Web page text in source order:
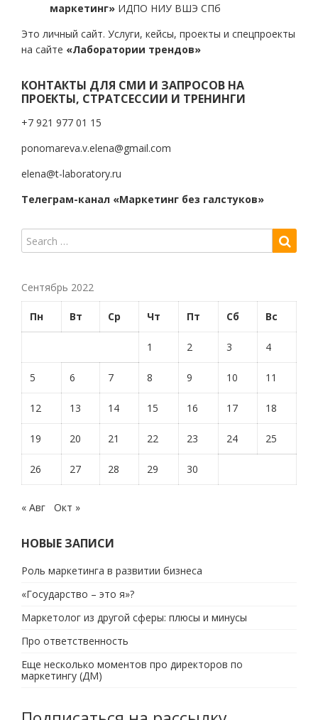
маркетинг» ИДПО НИУ ВШЭ СПб
Это личный сайт. Услуги, кейсы, проекты и спецпроекты
на сайте «Лаборатории трендов»
КОНТАКТЫ ДЛЯ СМИ И ЗАПРОСОВ НА
ПРОЕКТЫ, СТРАТСЕССИИ И ТРЕНИНГИ
+7 921 977 01 15
ponomareva.v.elena@gmail.com
elena@t-laboratory.ru
Телеграм-канал «Маркетинг без галстуков»
Сентябрь 2022
Пн Вт Ср Чт Пт Сб Вс
1 2 3 4
5 6 7 8 9 10 11
12 13 14 15 16 17 18
19 20 21 22 23 24 25
26 27 28 29 30
« Авг Окт »
НОВЫЕ ЗАПИСИ
Роль маркетинга в развитии бизнеса
«Государство – это я»?
Маркетолог из другой сферы: плюсы и минусы
Про ответственность
Еще несколько моментов про директоров по
маркетингу (ДМ)